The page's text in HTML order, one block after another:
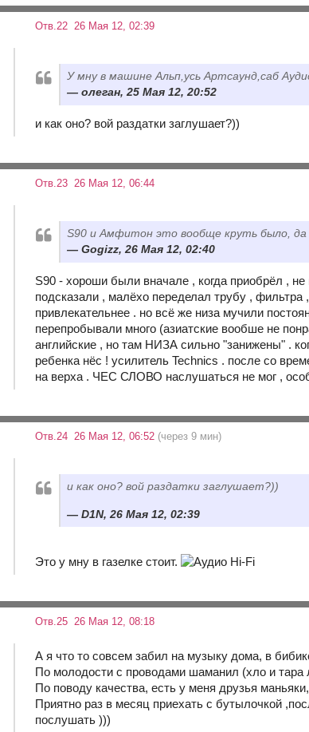
Отв.22 26 Мая 12, 02:39
У мну в машине Альп,усь Артсаунд,саб
олеган, 25 Мая 12, 20:52
и как оно? вой раздатки заглушает?))
Отв.23 26 Мая 12, 06:44
S90 и Амфитон это вообще круть было,
Gogizz, 26 Мая 12, 02:40
S90 - хороши были вначале , когда приобрёл
подсказали , малёхо переделал трубу ,
привлекательнее . но всё же низа мучили
перепробывали много (азиатские вообше не
английские , но там НИЗА сильно "занижены" .
ребенка нёс ! усилитель Technics . после со
на верха . ЧЕС СЛОВО наслушаться не мог ,
Отв.24 26 Мая 12, 06:52 (через 9 мин)
и как оно? вой раздатки заглушает?))
D1N, 26 Мая 12, 02:39
Это у мну в газелке стоит.
Отв.25 26 Мая 12, 08:18
А я что то совсем забил на музыку дома, в
По молодости с проводами шаманил (хло и тара
По поводу качества, есть у меня друзья
Приятно раз в месяц приехать с бутылочкой
послушать )))